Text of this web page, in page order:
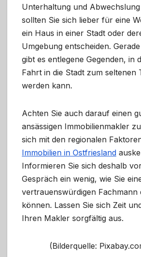
Unterhaltung und
sollten Sie sich lieber für eine
ein Haus in einer Stadt oder
Umgebung entscheiden.
gibt es entlegene Gegenden, in
Fahrt in die Stadt zum seltenen
werden kann.
Achten Sie auch darauf einen
ansässigen Immobilienmakler
sich mit den regionalen
Immobilien in Ostfriesland
Informieren Sie sich deshalb
Gespräch ein wenig, wie Sie
vertrauenswürdigen Fachmann
können. Lassen Sie sich Zeit
Ihren Makler sorgfältig aus.
(Bilderquelle: